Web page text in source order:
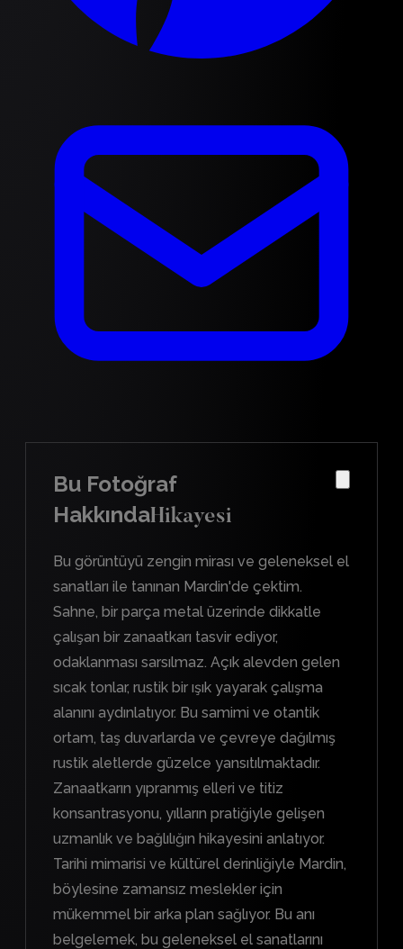
Bu Fotoğraf
HakkındaHikayesi
Bu görüntüyü zengin mirası ve geleneksel el
sanatları ile tanınan Mardin'de çektim.
Sahne, bir parça metal üzerinde dikkatle
çalışan bir zanaatkarı tasvir ediyor,
odaklanması sarsılmaz. Açık alevden gelen
sıcak tonlar, rustik bir ışık yayarak çalışma
alanını aydınlatıyor. Bu samimi ve otantik
ortam, taş duvarlarda ve çevreye dağılmış
rustik aletlerde güzelce yansıtılmaktadır.
Zanaatkarın yıpranmış elleri ve titiz
konsantrasyonu, yılların pratiğiyle gelişen
uzmanlık ve bağlılığın hikayesini anlatıyor.
Tarihi mimarisi ve kültürel derinliğiyle Mardin,
böylesine zamansız meslekler için
mükemmel bir arka plan sağlıyor. Bu anı
belgelemek, bu geleneksel el sanatlarını